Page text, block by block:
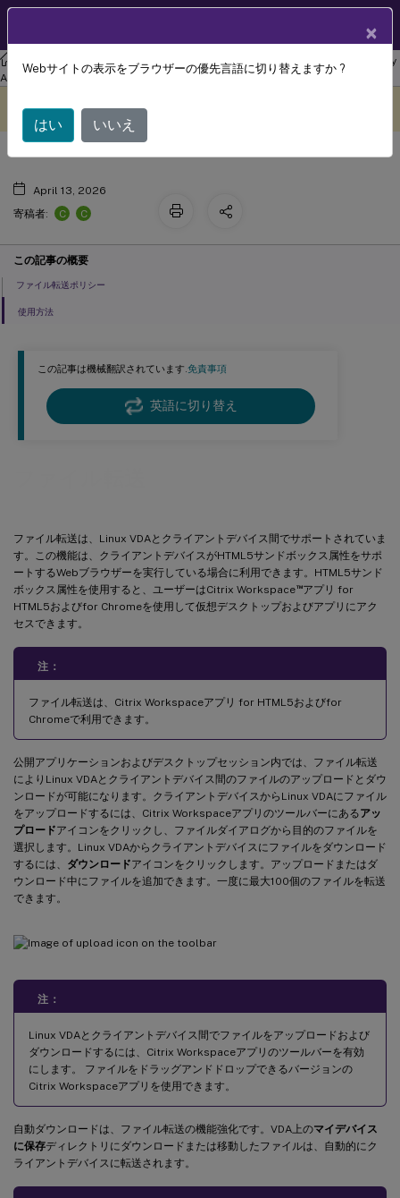
リナックス バーチャル デリバリー エージェント
Linux Virtual Delivery
Agent 2207
この記事は機械翻訳されています.免責事項
英語に切り替え
ファイル転送は、Linux VDAとクライアントデバイス間でサポートされていま
す。この機能は、クライアントデバイスがHTML5サンドボックス属性をサポ
ートするWebブラウザーを実行している場合に利用できます。HTML5サンド
ボックス属性を使用すると、ユーザーはCitrix Workspace™アプリ for
HTML5およびfor Chromeを使用して仮想デスクトップおよびアプリにアク
セスできます。
注：
ファイル転送は、Citrix Workspaceアプリ for HTML5およびfor
Chromeで利用できます。
公開アプリケーションおよびデスクトップセッション内では、ファイル転送
によりLinux VDAとクライアントデバイス間のファイルのアップロードとダウ
ンロードが可能になります。クライアントデバイスからLinux VDAにファイル
をアップロードするには、Citrix Workspaceアプリのツールバーにあるアッ
プロードアイコンをクリックし、ファイルダイアログから目的のファイルを
選択します。Linux VDAからクライアントデバイスにファイルをダウンロード
するには、 ダウンロードアイコンをクリックします。アップロードまたはダ
ウンロード中にファイルを追加できます。一度に最大100個のファイルを転送
できます。
注：
Linux VDAとクライアントデバイス間でファイルをアップロードおよび
ダウンロードするには、Citrix Workspaceアプリのツールバーを有効
にします。 ファイルをドラッグアンドドロップできるバージョンの
Citrix Workspaceアプリを使用できます。
自動ダウンロードは、ファイル転送の機能強化です。VDA上のマイデバイス
に保存ディレクトリにダウンロードまたは移動したファイルは、自動的にク
ライアントデバイスに転送されます。
翻訳されています。
ファイル転送
April 13, 2026
寄稿者:
C C
この記事の概要
ファイル転送ポリシー
使用方法
×
Webサイトの表示をブラウザーの優先言語に切り替えますか ?
はい いいえ